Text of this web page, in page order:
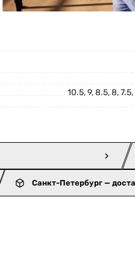
10.5, 9, 8.5, 8, 7.5,
Санкт-Петербург —